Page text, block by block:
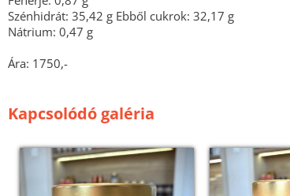
Szénhidrát: 35,42 g Ebből cukrok: 32,17 g
Nátrium: 0,47 g
Ára: 1750,-
Kapcsolódó galéria